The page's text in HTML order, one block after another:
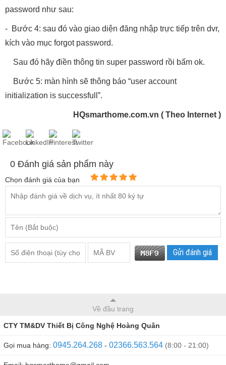
password như sau:
- Bước 4: sau đó vào giao diện đăng nhập trực tiếp trên dvr,
kích vào mục forgot password.
Sau đó hãy điền thông tin super password rồi bấm ok.
Bước 5: màn hình sẽ thông báo “user account
initialization is successfull”.
HQsmarthome.com.vn ( Theo Internet )
0 Đánh giá sản phẩm này
Chọn đánh giá của bạn
Gửi đánh giá
Về đầu trang
CTY TM&DV Thiết Bị Công Nghệ Hoàng Quân
Gọi mua hàng: 0945.264.268 - 02366.563.564 (8:00 - 21:00)